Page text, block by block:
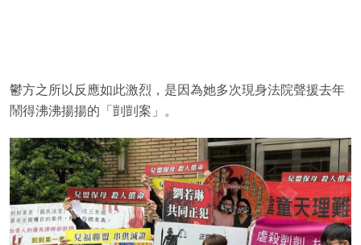
鬱方之所以反應如此激烈，是因為她多次現身法院聲援去年
鬧得沸沸揚揚的「剴剴案」。